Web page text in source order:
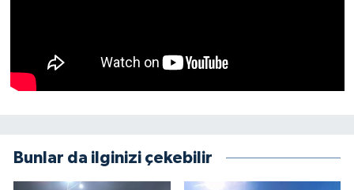
Bunlar da ilginizi çekebilir